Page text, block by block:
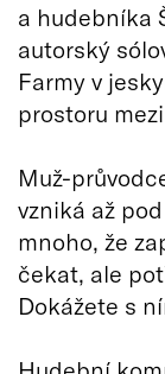
a hudebníka
autorský
Farmy v
prostoru
Muž-
vzniká až
mnoho, že
čekat, ale
Dokážete s